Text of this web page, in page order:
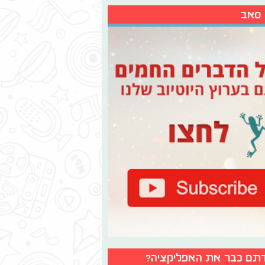
סאב
כבר את האפליקציה?